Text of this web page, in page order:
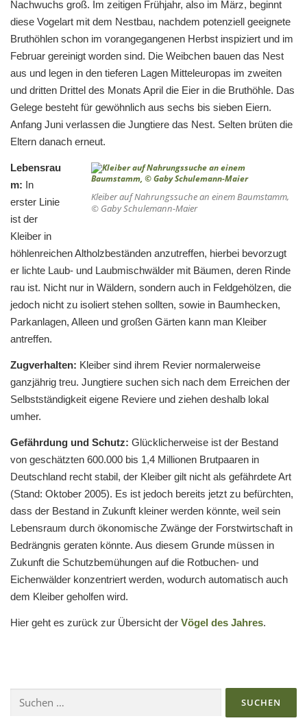
Nachwuchs groß. Im zeitigen Frühjahr, also im März, beginnt
diese Vogelart mit dem Nestbau, nachdem potenziell geeignete
Bruthöhlen schon im vorangegangenen Herbst inspiziert und im
Februar gereinigt worden sind. Die Weibchen bauen das Nest
aus und legen in den tieferen Lagen Mitteleuropas im zweiten
und dritten Drittel des Monats April die Eier in die Bruthöhle. Das
Gelege besteht für gewöhnlich aus sechs bis sieben Eiern.
Anfang Juni verlassen die Jungtiere das Nest. Selten brüten die
Eltern danach erneut.
Kleiber auf Nahrungssuche an einem Baumstamm,
© Gaby Schulemann-Maier
Lebensrau
m: In
erster Linie
ist der
Kleiber in
höhlenreichen Altholzbeständen anzutreffen, hierbei bevorzugt
er lichte Laub- und Laubmischwälder mit Bäumen, deren Rinde
rau ist. Nicht nur in Wäldern, sondern auch in Feldgehölzen, die
jedoch nicht zu isoliert stehen sollten, sowie in Baumhecken,
Parkanlagen, Alleen und großen Gärten kann man Kleiber
antreffen.
Zugverhalten: Kleiber sind ihrem Revier normalerweise
ganzjährig treu. Jungtiere suchen sich nach dem Erreichen der
Selbstständigkeit eigene Reviere und ziehen deshalb lokal
umher.
Gefährdung und Schutz: Glücklicherweise ist der Bestand
von geschätzten 600.000 bis 1,4 Millionen Brutpaaren in
Deutschland recht stabil, der Kleiber gilt nicht als gefährdete Art
(Stand: Oktober 2005). Es ist jedoch bereits jetzt zu befürchten,
dass der Bestand in Zukunft kleiner werden könnte, weil sein
Lebensraum durch ökonomische Zwänge der Forstwirtschaft in
Bedrängnis geraten könnte. Aus diesem Grunde müssen in
Zukunft die Schutzbemühungen auf die Rotbuchen- und
Eichenwälder konzentriert werden, wodurch automatisch auch
dem Kleiber geholfen wird.
Hier geht es zurück zur Übersicht der Vögel des Jahres.
nach: